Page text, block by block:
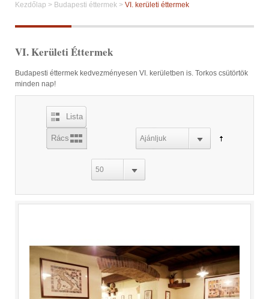
Kezdőlap > Budapesti éttermek > VI. kerületi éttermek
VI. Kerületi Éttermek
Budapesti éttermek kedvezményesen VI. kerületben is. Torkos csütörtök
minden nap!
Lista
Rács Ajánljuk
50